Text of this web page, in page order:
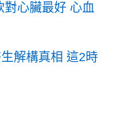
對心臟最好 心血
解構真相 這2時